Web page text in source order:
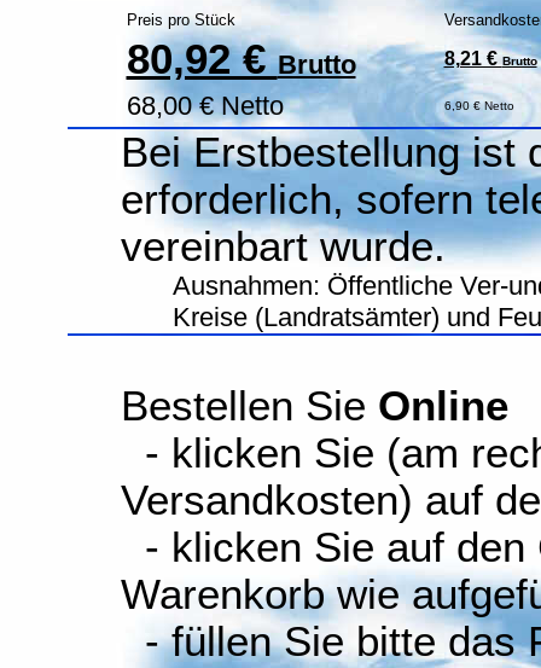
Preis pro Stück
80,92 €Brutto 8,21 € Brutto
68,00 € Netto 6,90 € Netto
Bei Erstbestellung ist
erforderlich, sofern
vereinbart wurde.
Ausnahmen: Öffentliche Ver-
Kreise (Landratsämter) und
Bestellen Sie Online
- klicken Sie (am
Versandkosten) auf
- klicken Sie auf
Warenkorb wie
- füllen Sie bitte das